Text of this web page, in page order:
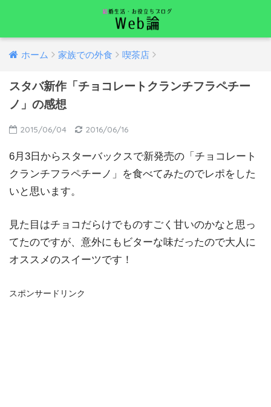
ホーム 家族での外食 喫茶店
スタバ新作「チョコレートクランチフラペチー
ノ」の感想
2015/06/04 2016/06/16
6月3日からスターバックスで新発売の「チョコレート
クランチフラペチーノ」を食べてみたのでレポをした
いと思います。
見た目はチョコだらけでものすごく甘いのかなと思っ
てたのですが、意外にもビターな味だったので大人に
オススメのスイーツです！
スポンサードリンク